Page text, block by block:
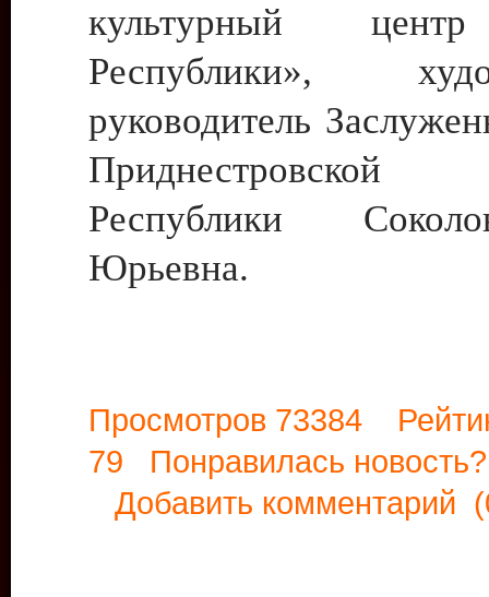
культурный
Республики»,
руководитель
Приднестровской
Республики
Юрьевна.
Просмотров 73384
79 Понравилась
Добавить комментарий